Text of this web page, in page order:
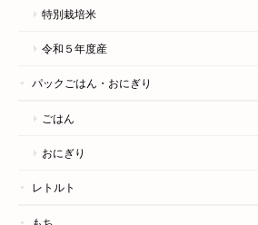
特別栽培米
令和５年度産
パックごはん・おにぎり
ごはん
おにぎり
レトルト